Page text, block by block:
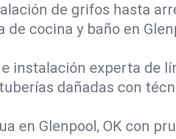
de grifos hasta
cocina y baño en
instalación experta de
dañadas con
en Glenpool, OK con